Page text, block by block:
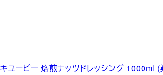
キユーピー 焙煎ナッツドレッシング 1000ml (